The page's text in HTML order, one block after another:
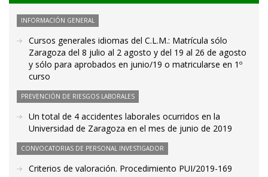
INFORMACIÓN GENERAL
Cursos generales idiomas del C.L.M.: Matrícula sólo
Zaragoza del 8 julio al 2 agosto y del 19 al 26 de agosto
y sólo para aprobados en junio/19 o matricularse en 1º
curso
PREVENCIÓN DE RIESGOS LABORALES
Un total de 4 accidentes laborales ocurridos en la
Universidad de Zaragoza en el mes de junio de 2019
CONVOCATORIAS DE PERSONAL INVESTIGADOR
Criterios de valoración. Procedimiento PUI/2019-169